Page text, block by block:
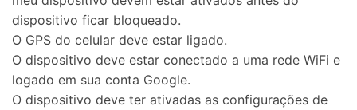
dispositivo ficar bloqueado.
O GPS do celular deve estar ligado.
O dispositivo deve estar conectado a uma rede WiFi e
logado em sua conta Google.
O dispositivo deve ter ativadas as configurações de